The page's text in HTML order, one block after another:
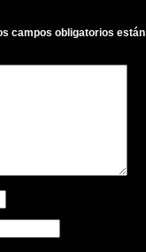
campos obligatorios están